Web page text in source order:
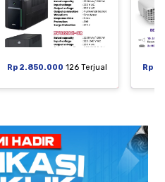
Rp 2.850.000 126 Terjual Rp